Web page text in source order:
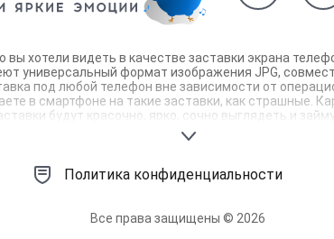
вы хотели видеть в качестве заставки экрана
универсальный формат изображения JPG,
под любой телефон вне зависимости от
в смартфоне на такие заставки, как страшные.
будут красочно, ярко, сочно выглядеть и
для заставки своего телефона!
Политика конфиденциальности
Все права защищены © 2026